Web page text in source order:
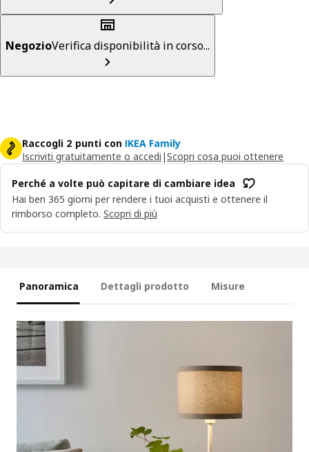
NegozioVerifica disponibilità in corso...
Raccogli 2 punti con IKEA Family
Iscriviti gratuitamente o accedi |Scopri cosa puoi ottenere
Perché a volte può capitare di cambiare idea
Hai ben 365 giorni per rendere i tuoi acquisti e ottenere il
rimborso completo. Scopri di più
Panoramica Dettagli prodotto Misure